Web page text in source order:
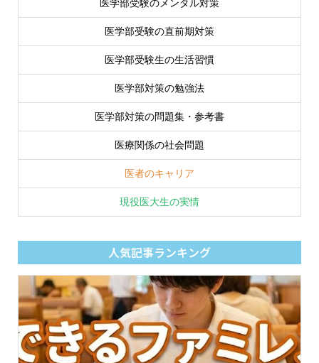
医学部受験のメンタル対策
医学部受験の直前期対策
医学部受験生の生活習慣
医学部対策の勉強法
医学部対策の問題集・参考書
医療関係の社会問題
医者のキャリア
現役医大生の実情
人気記事ランキング